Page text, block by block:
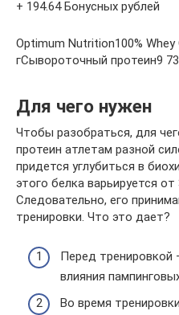
+ 194.64 Бонусных рублей
Optimum Nutrition100% Whey
гСывороточный протеин9
Для чего нужен
Чтобы разобраться, для
протеин атлетам разной
придется углубиться в
этого белка варьируется
Следовательно, его
тренировки. Что это дает?
Перед тренировкой
влияния
Во время